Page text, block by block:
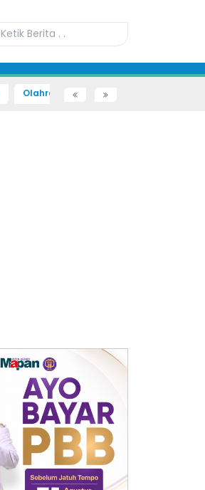
Olahraga Sains dan Teknologi